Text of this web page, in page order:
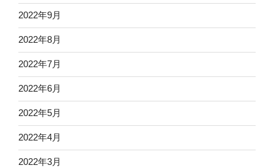
2022年9月
2022年8月
2022年7月
2022年6月
2022年5月
2022年4月
2022年3月